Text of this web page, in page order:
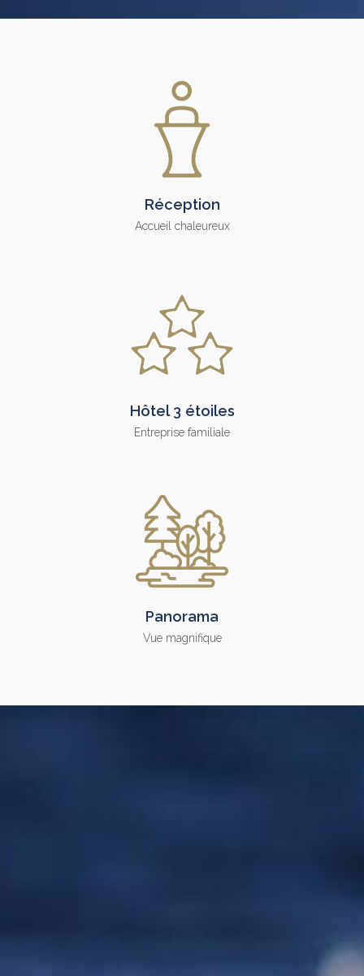
Réception
Accueil chaleureux
Hôtel 3 étoiles
Entreprise familiale
Panorama
Vue magnifique